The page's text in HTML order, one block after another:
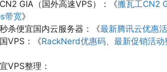
GIA（国外高速VPS）：《搬瓦工CN2
带宽》
杀便宜国内云服务器：《最新腾讯云优惠
VPS：《RackNerd优惠码、最新促销活
VPS整理：